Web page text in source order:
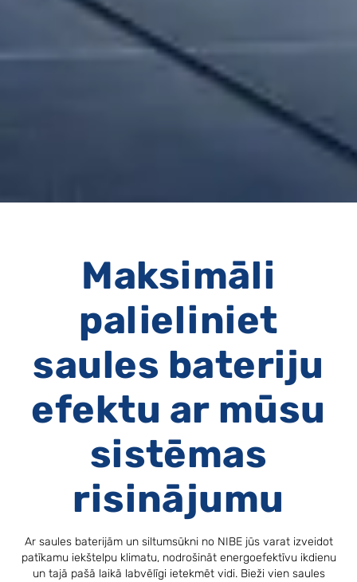
Maksimāli
palieliniet
saules bateriju
efektu ar mūsu
sistēmas
risinājumu
Ar saules baterijām un siltumsūkni no NIBE jūs varat izveidot
patīkamu iekštelpu klimatu, nodrošināt energoefektīvu ikdienu
un tajā pašā laikā labvēlīgi ietekmēt vidi. Bieži vien saules